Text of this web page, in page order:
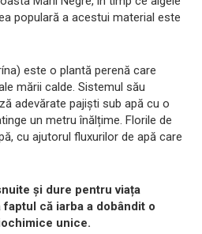
populară a acestui material este
este o plantă perenă care
mării calde. Sistemul său
adevărate pajiști sub apă cu o
un metru înălțime. Florile de
cu ajutorul fluxurilor de apă care
și dure pentru viața
că iarba a dobândit o
unice.